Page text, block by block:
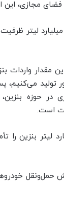
این مقدار بنزین به
مقدار واردات
تولید
در حوزه
است.
مصرف سالانه ۴۳
بخش حمل‌ونقل